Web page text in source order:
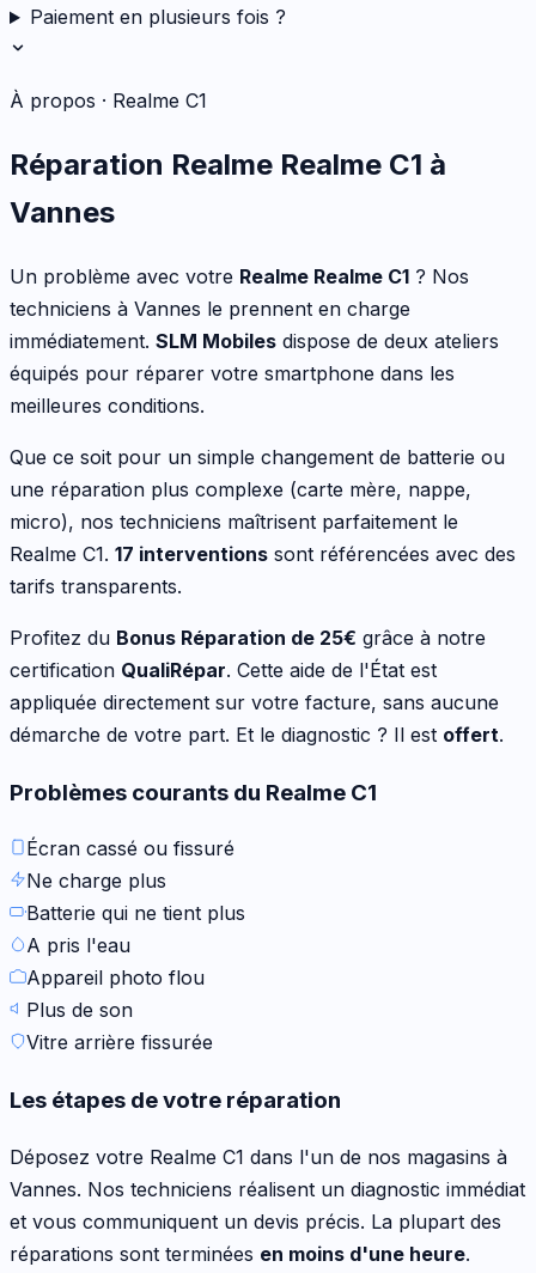
Paiement en plusieurs fois ?
À propos · Realme C1
Réparation Realme Realme C1 à
Vannes
Un problème avec votre Realme Realme C1 ? Nos
techniciens à Vannes le prennent en charge
immédiatement. SLM Mobiles dispose de deux ateliers
équipés pour réparer votre smartphone dans les
meilleures conditions.
Que ce soit pour un simple changement de batterie ou
une réparation plus complexe (carte mère, nappe,
micro), nos techniciens maîtrisent parfaitement le
Realme C1. 17 interventions sont référencées avec des
tarifs transparents.
Profitez du Bonus Réparation de 25€ grâce à notre
certification QualiRépar. Cette aide de l'État est
appliquée directement sur votre facture, sans aucune
démarche de votre part. Et le diagnostic ? Il est offert.
Problèmes courants du Realme C1
Écran cassé ou fissuré
Ne charge plus
Batterie qui ne tient plus
A pris l'eau
Appareil photo flou
Plus de son
Vitre arrière fissurée
Les étapes de votre réparation
Déposez votre Realme C1 dans l'un de nos magasins à
Vannes. Nos techniciens réalisent un diagnostic immédiat
et vous communiquent un devis précis. La plupart des
réparations sont terminées en moins d'une heure.